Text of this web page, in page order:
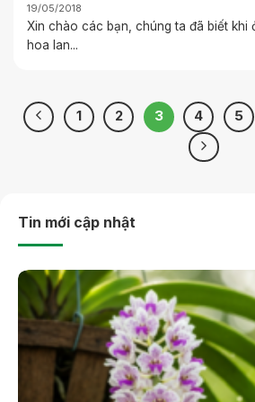
19/05/2018
Xin chào các bạn, chúng ta đã biết khi
hoa lan...
1 2 3 4 5
Tin mới cập nhật